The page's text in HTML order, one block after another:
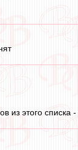
этого списка